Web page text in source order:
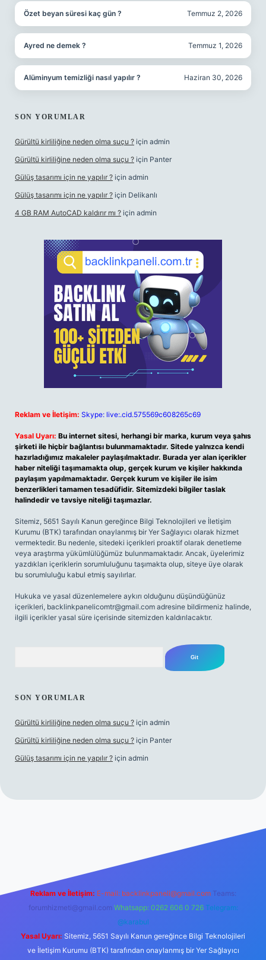
Özet beyan süresi kaç gün ? Temmuz 2, 2026
Ayred ne demek ? Temmuz 1, 2026
Alüminyum temizliği nasıl yapılır ? Haziran 30, 2026
SON YORUMLAR
Gürültü kirliliğine neden olma suçu ? için admin
Gürültü kirliliğine neden olma suçu ? için Panter
Gülüş tasarımı için ne yapılır ? için admin
Gülüş tasarımı için ne yapılır ? için Delikanlı
4 GB RAM AutoCAD kaldırır mı ? için admin
Reklam ve İletişim: Skype: live:.cid.575569c608265c69
Yasal Uyarı: Bu internet sitesi, herhangi bir marka, kurum veya şahıs
şirketi ile hiçbir bağlantısı bulunmamaktadır. Sitede yalnızca kendi
hazırladığımız makaleler paylaşılmaktadır. Burada yer alan içerikler
haber niteliği taşımamakta olup, gerçek kurum ve kişiler hakkında
paylaşım yapılmamaktadır. Gerçek kurum ve kişiler ile isim
benzerlikleri tamamen tesadüfidir. Sitemizdeki bilgiler taslak
halindedir ve tavsiye niteliği taşımazlar.
Sitemiz, 5651 Sayılı Kanun gereğince Bilgi Teknolojileri ve İletişim
Kurumu (BTK) tarafından onaylanmış bir Yer Sağlayıcı olarak hizmet
vermektedir. Bu nedenle, sitedeki içerikleri proaktif olarak denetleme
veya araştırma yükümlülüğümüz bulunmamaktadır. Ancak, üyelerimiz
yazdıkları içeriklerin sorumluluğunu taşımakta olup, siteye üye olarak
bu sorumluluğu kabul etmiş sayılırlar.
Hukuka ve yasal düzenlemelere aykırı olduğunu düşündüğünüz
içerikleri, backlinkpanelicomtr@gmail.com adresine bildirmeniz halinde,
ilgili içerikler yasal süre içerisinde sitemizden kaldırılacaktır.
SON YORUMLAR
Gürültü kirliliğine neden olma suçu ? için admin
Gürültü kirliliğine neden olma suçu ? için Panter
Gülüş tasarımı için ne yapılır ? için admin
Reklam ve İletişim: E-mail: backlinkpaneli@gmail.com Teams:
forumhizmeti@gmail.com Whatsapp: 0262 606 0 726 Telegram:
@karabul
Yasal Uyarı: Sitemiz, 5651 Sayılı Kanun gereğince Bilgi Teknolojileri
ve İletişim Kurumu (BTK) tarafından onaylanmış bir Yer Sağlayıcı